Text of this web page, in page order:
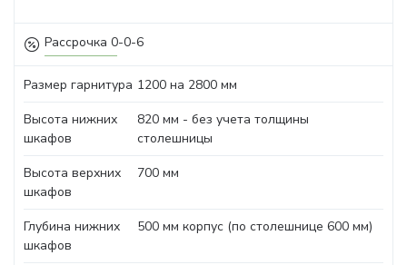
Рассрочка 0-0-6
Размер гарнитура 1200 на 2800 мм
Высота нижних
шкафов
820 мм - без учета толщины
столешницы
Высота верхних
шкафов
700 мм
Глубина нижних
шкафов
500 мм корпус (по столешнице 600 мм)